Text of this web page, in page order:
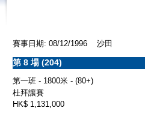
賽事日期: 08/12/1996 沙田
第 8 場 (204)
第一班 - 1800米 - (80+)
杜拜讓賽
HK$ 1,131,000